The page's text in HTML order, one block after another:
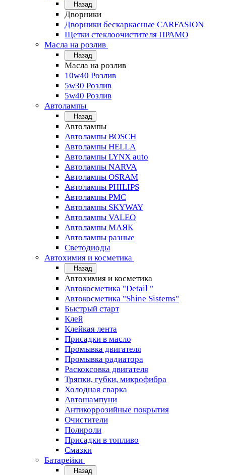
Назад
Дворники
Дворники бескаркасные CARFASION
Щетки стеклоочистителя ПРАМО
Масла на розлив
Назад
Масла на розлив
10w40 Розлив
5w30 Розлив
5w40 Розлив
Автолампы
Назад
Автолампы
Автолампы BOSCH
Автолампы HELLA
Автолампы LYNX auto
Автолампы NARVA
Автолампы OSRAM
Автолампы PHILIPS
Автолампы PMC
Автолампы SKYWAY
Автолампы VALEO
Автолампы МАЯК
Автолампы разные
Светодиоды
Автохимия и косметика
Назад
Автохимия и косметика
Автокосметика "Detail "
Автокосметика "Shine Sistems"
Быстрый старт
Клей
Клейкая лента
Присадки в масло
Промывка двигателя
Промывка радиатора
Раскоксовка двигателя
Тряпки, губки, микрофибра
Холодная сварка
Автошампуни
Антикоррозийные покрытия
Очистители
Полироли
Присадки в топливо
Смазки
Батарейки
Назад